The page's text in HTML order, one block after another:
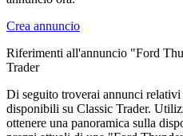
Crea annuncio
Riferimenti all'annuncio "Ford
Trader
Di seguito troverai annunci
disponibili su Classic Trader.
ottenere una panoramica sulla